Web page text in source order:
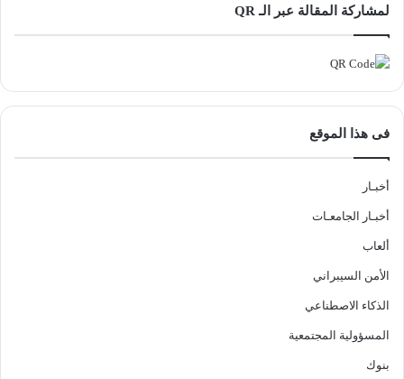
لمشاركة المقالة عبر الـ QR
فى هذا الموقع
أخبـار
أخبـار الجامعـات
ألعاب
الأمن السيبراني
الذكاء الاصطناعي
المسؤولية المجتمعية
بنوك